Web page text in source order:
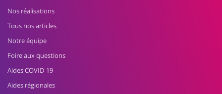
Nos réalisations
Tous nos articles
Notre équipe
Foire aux questions
Aides COVID-19
Aides régionales